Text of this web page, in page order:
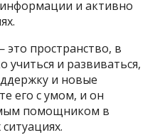
и активно
пространство, в
и развиваться,
и новые
его с умом, и он
помощником в